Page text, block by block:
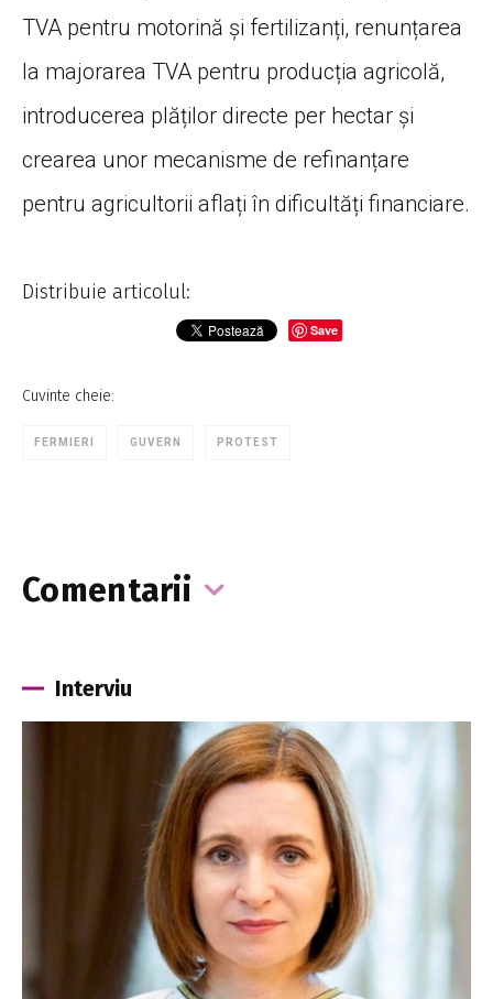
TVA pentru motorină și fertilizanți, renunțarea
la majorarea TVA pentru producția agricolă,
introducerea plăților directe per hectar și
crearea unor mecanisme de refinanțare
pentru agricultorii aflați în dificultăți financiare.
Distribuie articolul:
Save
Cuvinte cheie:
FERMIERI GUVERN PROTEST
Comentarii
Interviu